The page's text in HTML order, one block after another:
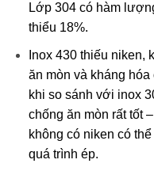
Lớp 304 có hàm
thiểu 18%.
Inox 430 thiếu niken,
ăn mòn và kháng
khi so sánh với inox
chống ăn mòn rất tốt
không có niken có
quá trình ép.